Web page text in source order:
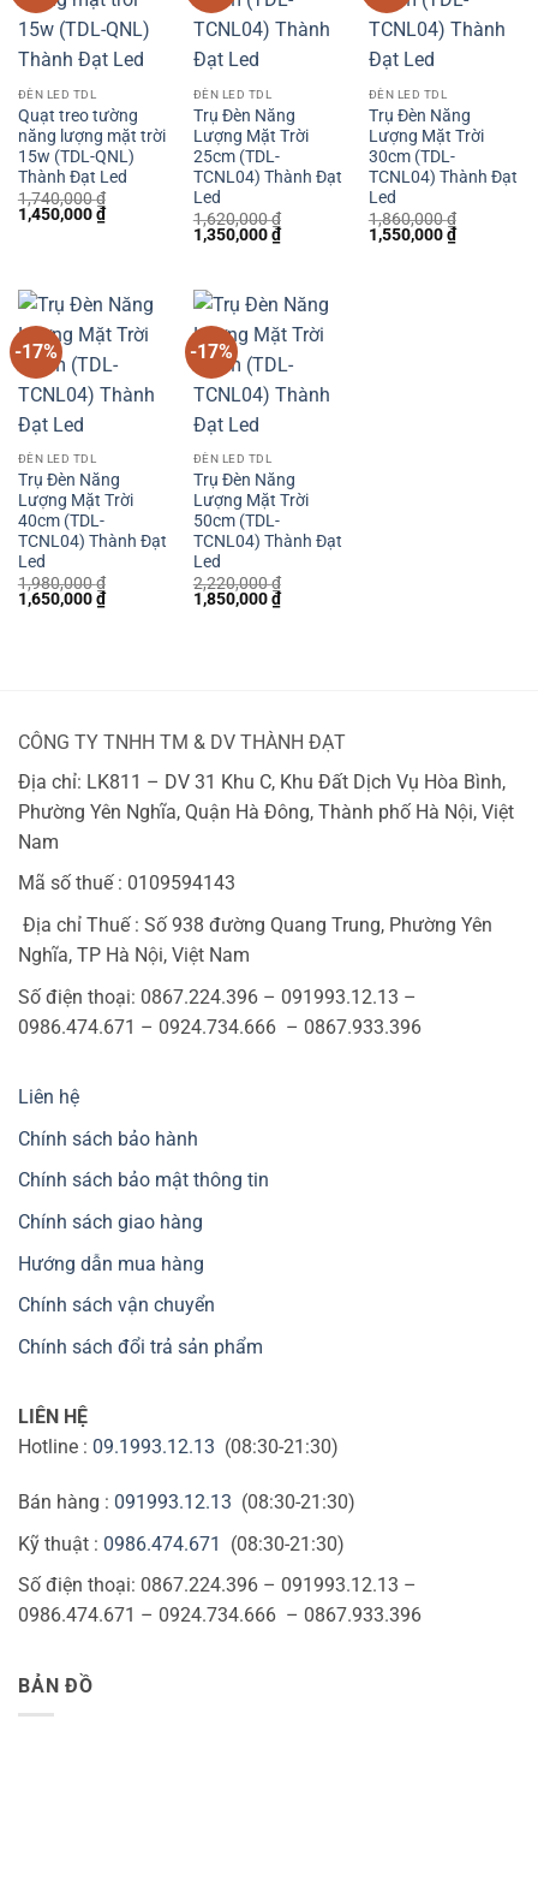
ĐÈN LED TDL
Quạt treo tường
năng lượng mặt trời
15w (TDL-QNL)
Thành Đạt Led
1,740,000₫
Giá
gốc
1,450,000₫Giá
hiện
ĐÈN LED TDL
Trụ Đèn Năng
Lượng Mặt Trời
25cm (TDL-
TCNL04) Thành Đạt
Led
1,620,000₫
Giá
gốc
1,350,000₫Giá
hiện
1,350,000 ₫.
ĐÈN LED TDL
Trụ Đèn Năng
Lượng Mặt Trời
30cm (TDL-
TCNL04) Thành Đạt
Led
1,860,000₫
Giá
gốc
1,550,000₫Giá
hiện
-17%
ĐÈN LED TDL
Trụ Đèn Năng
Lượng Mặt Trời
40cm (TDL-
TCNL04) Thành Đạt
Led
1,980,000₫
Giá
gốc
1,650,000₫Giá
hiện
-17%
ĐÈN LED TDL
Trụ Đèn Năng
Lượng Mặt Trời
50cm (TDL-
TCNL04) Thành Đạt
Led
2,220,000₫
Giá
gốc
1,850,000₫Giá
hiện
CÔNG TY TNHH TM & DV THÀNH ĐẠT
Địa chỉ: LK811 – DV 31 Khu C, Khu Đất Dịch Vụ Hòa Bình,
Phường Yên Nghĩa, Quận Hà Đông, Thành phố Hà Nội, Việt
Nam
Mã số thuế : 0109594143
Địa chỉ Thuế : Số 938 đường Quang Trung, Phường Yên
Nghĩa, TP Hà Nội, Việt Nam
Số điện thoại: 0867.224.396 – 091993.12.13 –
0986.474.671 – 0924.734.666 – 0867.933.396
Liên hệ
Chính sách bảo hành
Chính sách bảo mật thông tin
Chính sách giao hàng
Hướng dẫn mua hàng
Chính sách vận chuyển
Chính sách đổi trả sản phẩm
LIÊN HỆ
Hotline : 09.1993.12.13 (08:30-21:30)
Bán hàng : 091993.12.13 (08:30-21:30)
Kỹ thuật : 0986.474.671
(08:30-21:30)
Số điện thoại: 0867.224.396 – 091993.12.13 –
0986.474.671 – 0924.734.666 – 0867.933.396
BẢN ĐỒ